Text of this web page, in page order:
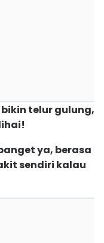
telur gulung,
ya, berasa
sendiri kalau